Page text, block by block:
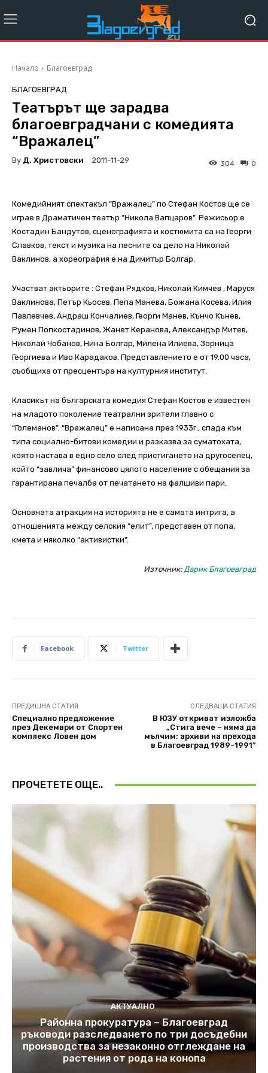
Начало Благоевград
БЛАГОЕВГРАД
Театърът ще зарадва
благоевградчани с комедията
“Вражалец”
By Д. Христовски 2011-11-29 0
304
Комедийният спектакъл “Вражалец” по Стефан Костов ще се
играе в Драматичен театър “Никола Вапцаров”. Режисьор е
Костадин Бандутов, сценографията и костюмита са на Георги
Славков, текст и музика на песните са дело на Николай
Ваклинов, а хореография е на Димитър Болгар.
Участват актьорите : Стефан Рядков, Николай Кимчев , Маруся
Ваклинова, Петър Кьосев, Пепа Манева, Божана Косева, Илия
Павлевчев, Андраш Кончалиев, Георги Манев, Кънчо Кънев,
Румен Попкостадинов, Жанет Керанова, Александър Митев,
Николай Чобанов, Нина Болгар, Милена Илиева, Зорница
Георгиева и Иво Карадаков. Представлението е от 19.00 часа,
съобщиха от пресцентъра на културния институт.
Класикът на българската комедия Стефан Костов е известен
на младото поколение театрални зрители главно с
“Големанов”. “Вражалец” е написана през 1933г., спада към
типа социално-битови комедии и разказва за суматохата,
която настава в едно село след пристигането на другоселец,
който “завлича” финансово цялото население с обещания за
гарантирана печалба от печатането на фалшиви пари.
Основната атракция на историята не е самата интрига, а
отношенията между селския “елит”, представен от попа,
кмета и няколко “активистки”.
Източник:Дарик Благоевград
Facebook Twitter
ПРЕДИШНА СТАТИЯ
Специално предложение
през Декември от Спортен
комплекс Ловен дом
СЛЕДВАЩА СТАТИЯ
В ЮЗУ откриват изложба
„Стига вече – няма да
мълчим: архиви на прехода
в Благоевград 1989-1991”
ПРОЧЕТЕТЕ ОЩЕ..
АКТУАЛНО
Районна прокуратура – Благоевград
ръководи разследването по три досъдебни
производства за незаконно отглеждане на
растения от рода на конопа